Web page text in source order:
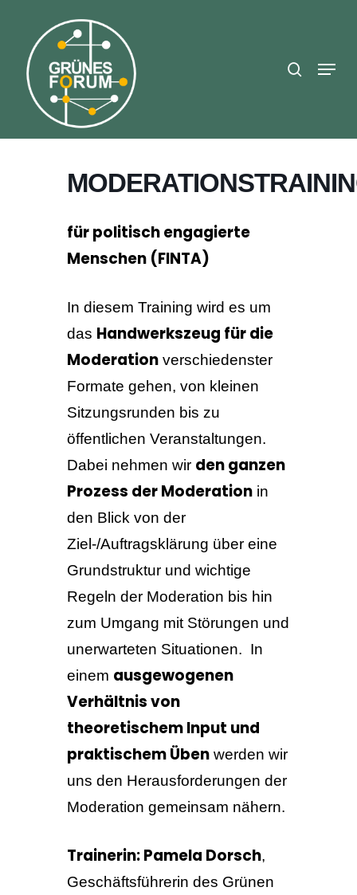
main
content
Menu
für politisch engagierte
Menschen (FINTA)
In diesem Training wird es um
das Handwerkszeug für die
Moderation verschiedenster
Formate gehen, von kleinen
Sitzungsrunden bis zu
öffentlichen Veranstaltungen.
Dabei nehmen wir den ganzen
Prozess der Moderation in
den Blick von der
Ziel-/Auftragsklärung über eine
Grundstruktur und wichtige
Regeln der Moderation bis hin
zum Umgang mit Störungen und
unerwarteten Situationen. In
einem ausgewogenen
Verhältnis von
theoretischem Input und
praktischem Üben werden wir
uns den Herausforderungen der
Moderation gemeinsam nähern.
Trainerin: Pamela Dorsch,
Geschäftsführerin des Grünen
Menu